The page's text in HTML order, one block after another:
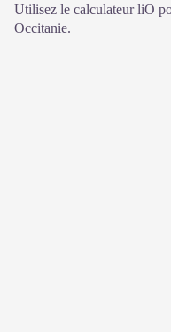
Utilisez le calculateur liO
Occitanie.